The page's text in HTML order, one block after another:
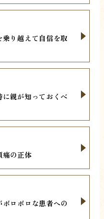
り越えて自信を取
親が知っておくべ
痛の正体
ロボロな患者への